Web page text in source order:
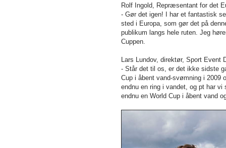
Rolf Ingold, Repræsentant for det
- Gør det igen! I har et fantastisk
sted i Europa, som gør det på
publikum langs hele ruten. Jeg
Cuppen.
Lars Lundov, direktør, Sport Event
- Står det til os, er det ikke sidste
Cup i åbent vand-svømning i 2009
endnu en ring i vandet, og pt har
endnu en World Cup i åbent vand